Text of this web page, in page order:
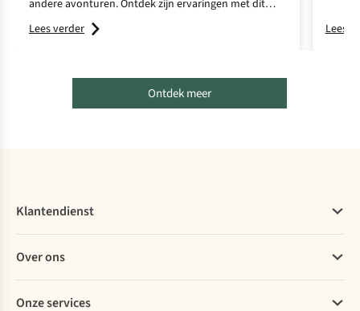
andere avonturen. Ontdek zijn ervaringen met dit
high-end sporthorloge.
Lees verder Lees
Ontdek meer
Klantendienst
Bestellen
Betalen
Levering
Over ons
Onze services